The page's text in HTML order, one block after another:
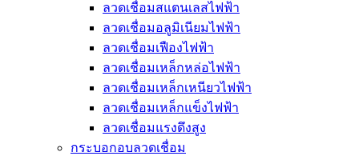
ลวดเชื่อมสแตนเลสไฟฟ้า
ลวดเชื่อมอลูมิเนียมไฟฟ้า
ลวดเชื่อมเฟืองไฟฟ้า
ลวดเชื่อมเหล็กหล่อไฟฟ้า
ลวดเชื่อมเหล็กเหนียวไฟฟ้า
ลวดเชื่อมเหล็กแข็งไฟฟ้า
ลวดเชื่อมแรงดึงสูง
กระบอกอบลวดเชื่อม